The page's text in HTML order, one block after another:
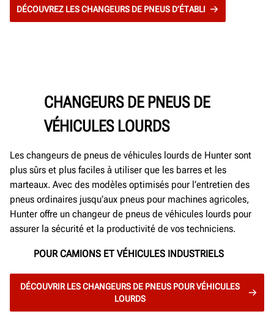
DÉCOUVREZ LES CHANGEURS DE PNEUS D’ÉTABLI
CHANGEURS DE PNEUS DE
VÉHICULES LOURDS
Les changeurs de pneus de véhicules lourds de Hunter sont
plus sûrs et plus faciles à utiliser que les barres et les
marteaux. Avec des modèles optimisés pour l’entretien des
pneus ordinaires jusqu’aux pneus pour machines agricoles,
Hunter offre un changeur de pneus de véhicules lourds pour
assurer la sécurité et la productivité de vos techniciens.
POUR CAMIONS ET VÉHICULES INDUSTRIELS
DÉCOUVRIR LES CHANGEURS DE PNEUS POUR VÉHICULES
LOURDS